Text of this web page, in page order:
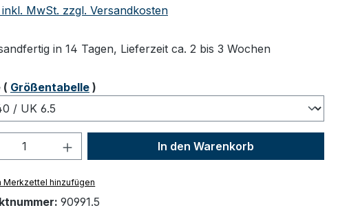
inkl. MwSt. zzgl. Versandkosten
in 14 Tagen, Lieferzeit ca. 2 bis 3 Wochen
auswählen
( Größentabelle )
Anzahl: Gib den gewünschten Wert
In den Warenkorb
Merkzettel hinzufügen
90991.5